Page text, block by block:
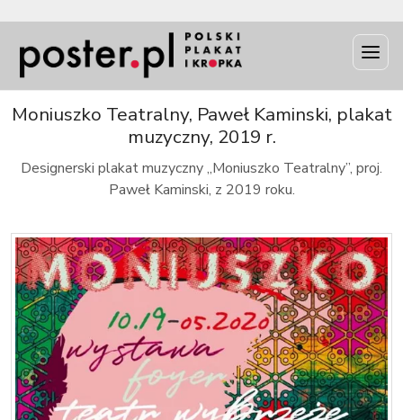
Moniuszko Teatralny, Paweł Kaminski, plakat
muzyczny, 2019 r.
Designerski plakat muzyczny „Moniuszko Teatralny”, proj.
Paweł Kaminski, z 2019 roku.